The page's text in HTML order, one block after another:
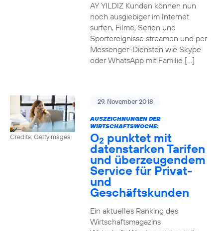
AY YILDIZ Kunden können nun
noch ausgiebiger im Internet
surfen, Filme, Serien und
Sportereignisse streamen und per
Messenger-Diensten wie Skype
oder WhatsApp mit Familie […]
Credits: Gettyimages
29. November 2018
AUSZEICHNUNGEN DER
WIRTSCHAFTSWOCHE:
O2 punktet mit
datenstarken Tarifen
und überzeugendem
Service für Privat-
und
Geschäftskunden
Ein aktuelles Ranking des
Wirtschaftsmagazins